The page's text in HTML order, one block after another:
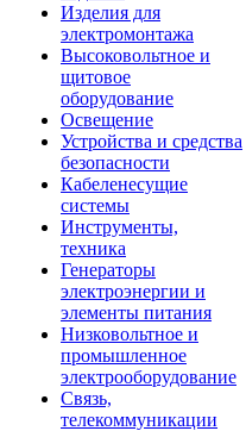
Изделия для
электромонтажа
Высоковольтное и
щитовое
оборудование
Освещение
Устройства и средства
безопасности
Кабеленесущие
системы
Инструменты,
техника
Генераторы
электроэнергии и
элементы питания
Низковольтное и
промышленное
электрооборудование
Связь,
телекоммуникации